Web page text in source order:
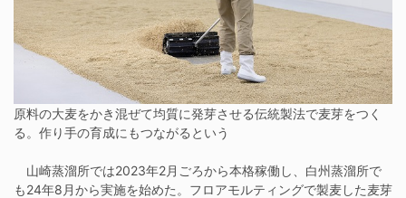
原料の大麦をかき混ぜて均質に発芽させる伝統製法で麦芽をつく
る。作り手の育成にもつながるという
山崎蒸溜所では2023年2月ごろから本格稼働し、白州蒸溜所で
も24年8月から実施を始めた。フロアモルティングで製麦した麦芽